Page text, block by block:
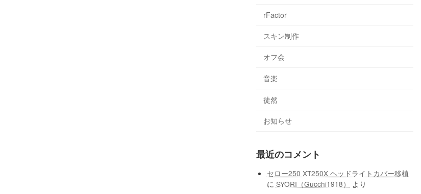
rFactor
スキン制作
オフ会
音楽
徒然
お知らせ
最近のコメント
セロー250 XT250X ヘッドライトカバー移植
に SYORI（Gucchi1918）
より